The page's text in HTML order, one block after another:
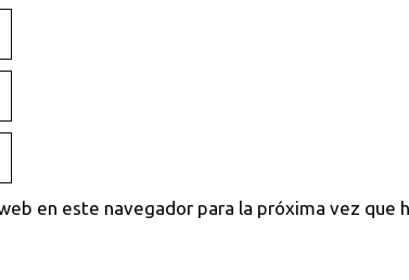
en este navegador para la próxima vez que